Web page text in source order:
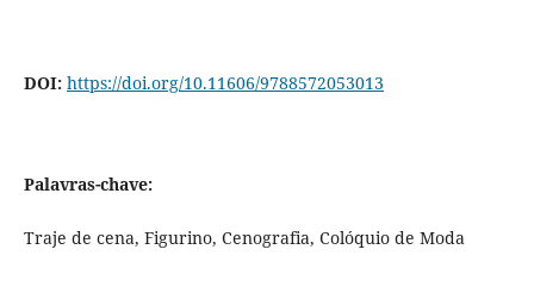
DOI: https://doi.org/10.11606/9788572053013
Palavras-chave:
Traje de cena, Figurino, Cenografia, Colóquio de Moda